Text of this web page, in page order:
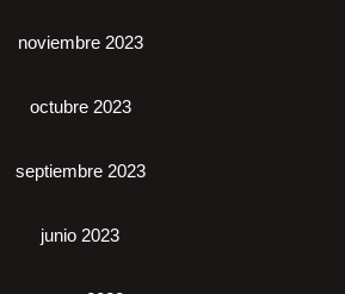
noviembre 2023
octubre 2023
septiembre 2023
junio 2023